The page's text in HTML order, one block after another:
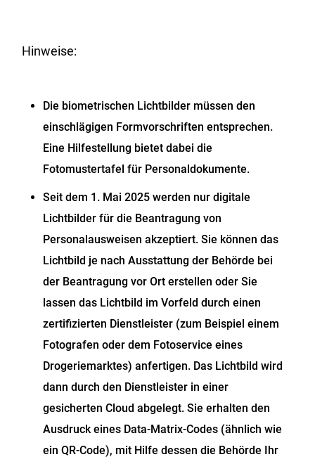
Hinweise:
Die biometrischen Lichtbilder müssen den
einschlägigen Formvorschriften entsprechen.
Eine Hilfestellung bietet dabei die
Fotomustertafel für Personaldokumente.
Seit dem 1. Mai 2025 werden nur digitale
Lichtbilder für die Beantragung von
Personalausweisen akzeptiert. Sie können das
Lichtbild je nach Ausstattung der Behörde bei
der Beantragung vor Ort erstellen oder Sie
lassen das Lichtbild im Vorfeld durch einen
zertifizierten Dienstleister (zum Beispiel einem
Fotografen oder dem Fotoservice eines
Drogeriemarktes) anfertigen. Das Lichtbild wird
dann durch den Dienstleister in einer
gesicherten Cloud abgelegt.Sie erhalten den
Ausdruck eines Data-Matrix-Codes (ähnlich wie
ein QR-Code), mit Hilfe dessen die Behörde Ihr